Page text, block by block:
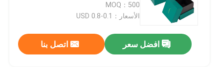
صندوق تغليف مستحضرات التجميل
تغليف الطعام
MOQ：500
الأسعار：0.1-0.8 USD
افضل سعر اتصل بنا